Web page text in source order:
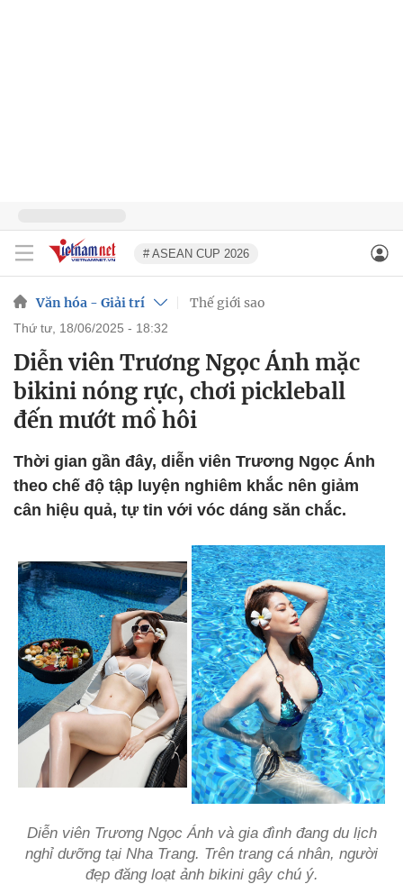
# ASEAN CUP 2026
Văn hóa - Giải trí Thế giới sao
thứ tư, 18/06/2025 - 18:32
Diễn viên Trương Ngọc Ánh mặc
bikini nóng rực, chơi pickleball
đến mướt mồ hôi
Thời gian gần đây, diễn viên Trương Ngọc Ánh
theo chế độ tập luyện nghiêm khắc nên giảm
cân hiệu quả, tự tin với vóc dáng săn chắc.
Diễn viên Trương Ngọc Ánh và gia đình đang du lịch
nghỉ dưỡng tại Nha Trang. Trên trang cá nhân, người
đẹp đăng loạt ảnh bikini gây chú ý.